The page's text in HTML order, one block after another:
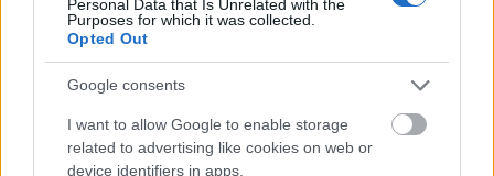
Personal Data that Is Unrelated with the
Purposes for which it was collected.
Opted Out
Google consents
I want to allow Google to enable storage
related to advertising like cookies on web or
device identifiers in apps.